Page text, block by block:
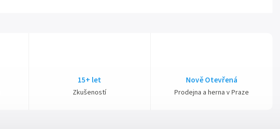
15+ let
Zkušeností
Nově Otevřená
Prodejna a herna v Praze